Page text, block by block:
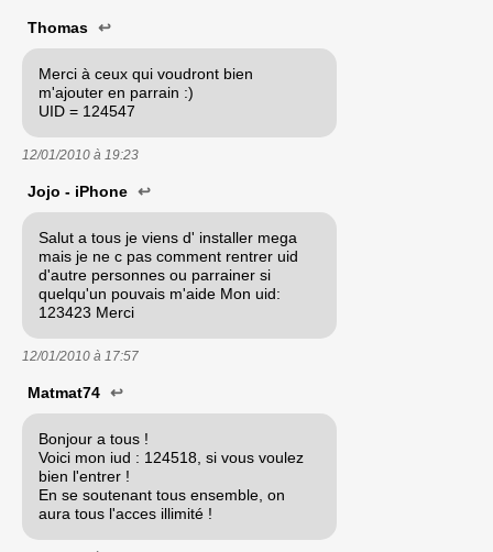
Thomas ↩
Merci à ceux qui voudront bien
m'ajouter en parrain :)
UID = 124547
12/01/2010 à 19:23
Jojo - iPhone ↩
Salut a tous je viens d' installer mega
mais je ne c pas comment rentrer uid
d'autre personnes ou parrainer si
quelqu'un pouvais m'aide Mon uid:
123423 Merci
12/01/2010 à 17:57
Matmat74 ↩
Bonjour a tous !
Voici mon iud : 124518, si vous voulez
bien l'entrer !
En se soutenant tous ensemble, on
aura tous l'acces illimité !